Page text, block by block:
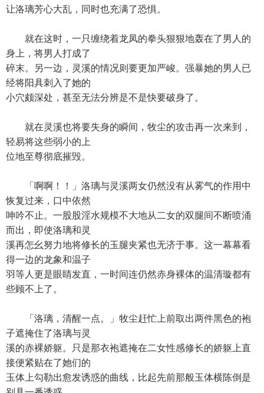
让洛璃芳心大乱，同时也充满了恐惧。
就在这时，一只缠绕着龙凤的拳头狠狠地轰在了男人的
身上，将男人打成了
碎末。另一边，灵溪的情况则要更加严峻。强暴她的男人已
经将阳具刺入了她的
小穴颇深处，甚至无法分辨是不是快要破身了。
就在灵溪也将要失身的瞬间，牧尘的攻击再一次来到，
轻易将这些弱小的上
位地至尊彻底摧毁。
「啊啊！！」洛璃与灵溪两女仍然没有从雾气的作用中
恢复过来，口中依然
呻吟不止。一股股淫水规模不大地从二女的双腿间不断喷涌
而出，即使洛璃和灵
溪再怎幺努力地将修长的玉腿夹紧也无济于事。这一幕幕看
得一边的龙象和温子
羽等人更是眼睛发直，一时间连仍然赤身裸体的温清璇都有
些顾不上了。
「洛璃，清醒一点。」牧尘赶忙上前取出两件黑色的袍
子遮掩住了洛璃与灵
溪的赤裸娇躯。只是那衣袍遮掩在二女性感修长的娇躯上直
接便紧贴在了她们的
玉体上勾勒出愈发诱惑的曲线，比起先前那般玉体横陈倒是